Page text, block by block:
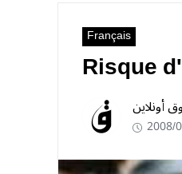
Français
Risque
أونلاين
2008/